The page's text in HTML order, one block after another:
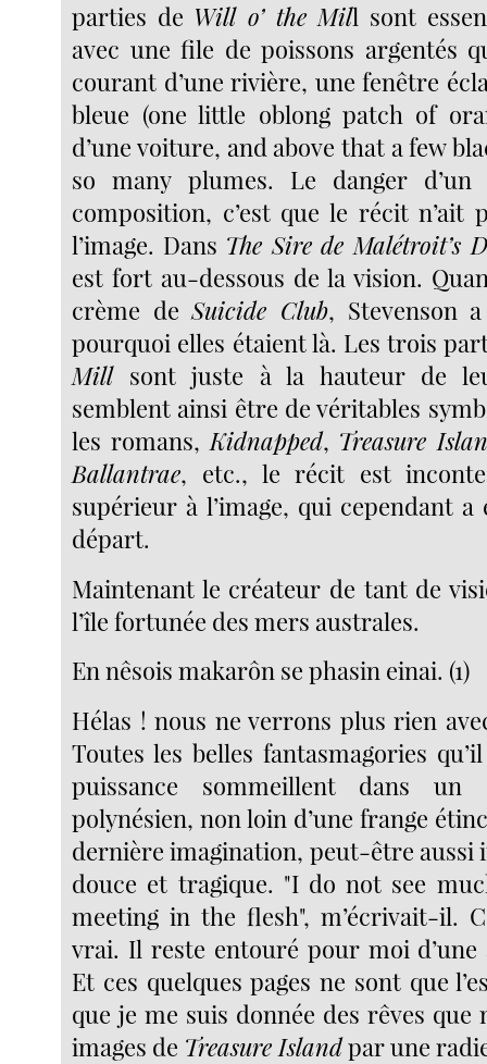
parties de Will o’ the Mill sont
avec une file de poissons argentés
courant d’une rivière, une fenêtre
bleue (one little oblong patch of
d’une voiture, and above that a few
so many plumes. Le danger
composition, c’est que le récit n’ait
l’image. Dans The Sire de Malétroit’s
est fort au-dessous de la vision.
crème deSuicide Club, Stevenson
pourquoi elles étaient là. Les trois
Millsont juste à la hauteur de
semblent ainsi être de véritables
les romans, Kidnapped, Treasure
Ballantrae, etc., le récit est
supérieur à l’image, qui cependant
départ.
Maintenant le créateur de tant de
l’île fortunée des mers australes.
En nêsois makarôn se phasin einai. (1)
Hélas ! nous ne verrons plus rien
Toutes les belles fantasmagories
puissance sommeillent dans un
polynésien, non loin d’une frange
dernière imagination, peut-être aussi
douce et tragique. "I do not see
meeting in the flesh", m’écrivait-il.
vrai. Il reste entouré pour moi d’une
Et ces quelques pages ne sont que
que je me suis donnée des rêves que
images de Treasure Islandpar une